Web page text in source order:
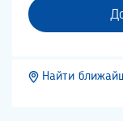
Найти